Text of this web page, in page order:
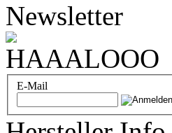
Newsletter
E-Mail